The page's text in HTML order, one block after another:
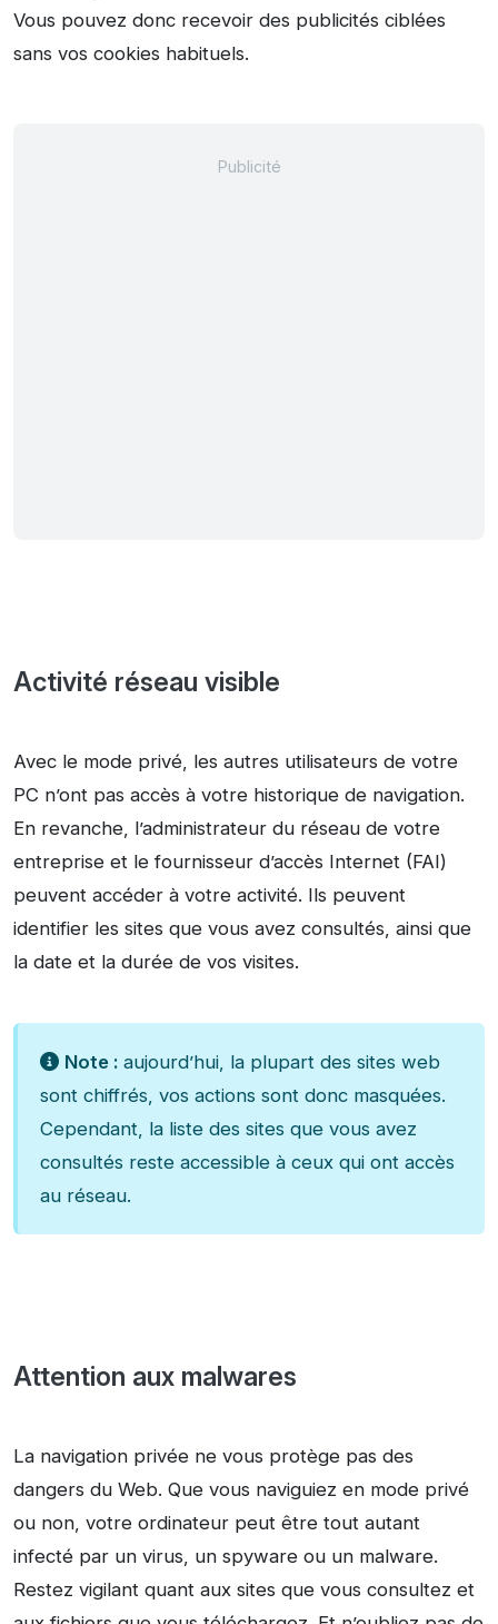
Vous pouvez donc recevoir des publicités ciblées
sans vos cookies habituels.
Activité réseau visible
Avec le mode privé, les autres utilisateurs de votre
PC n’ont pas accès à votre historique de navigation.
En revanche, l’administrateur du réseau de votre
entreprise et le fournisseur d’accès Internet (FAI)
peuvent accéder à votre activité. Ils peuvent
identifier les sites que vous avez consultés, ainsi que
la date et la durée de vos visites.
Note : aujourd’hui, la plupart des sites web
sont chiffrés, vos actions sont donc masquées.
Cependant, la liste des sites que vous avez
consultés reste accessible à ceux qui ont accès
au réseau.
Attention aux malwares
La navigation privée ne vous protège pas des
dangers du Web. Que vous naviguiez en mode privé
ou non, votre ordinateur peut être tout autant
infecté par un virus, un spyware ou un malware.
Restez vigilant quant aux sites que vous consultez et